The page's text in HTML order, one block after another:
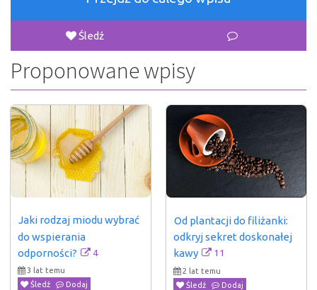
Śledź
Proponowane wpisy
Jaki rodzaj miodu wybrać
do wspierania
odporności?
4
3 lat temu
Śledź
Dodaj
Od plantacji do filiżanki:
odkryj sekret doskonałej
kawy
11
2 lat temu
Śledź
Dodaj